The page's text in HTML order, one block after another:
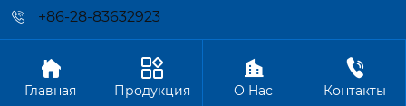
+86-28-83632923
Авторское право©ООО Чэнду Цзиньчжун Машиностроение

Главная

Продукция

О Hас

Контакты